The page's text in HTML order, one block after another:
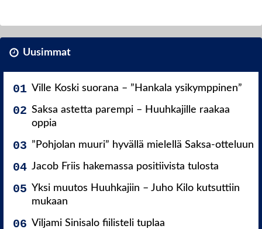
Uusimmat
Ville Koski suorana – ”Hankala ysikymppinen”
Saksa astetta parempi – Huuhkajille raakaa
oppia
”Pohjolan muuri” hyvällä mielellä Saksa-otteluun
Jacob Friis hakemassa positiivista tulosta
Yksi muutos Huuhkajiin – Juho Kilo kutsuttiin
mukaan
Viljami Sinisalo fiilisteli tuplaa